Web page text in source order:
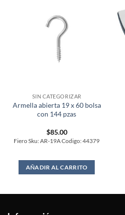
SIN CATEGORIZAR
Armella abierta 19 x 60 bolsa
con 144 pzas
$85.00
Fiero Sku: AR-19A Codigo: 44379
AÑADIR AL CARRITO